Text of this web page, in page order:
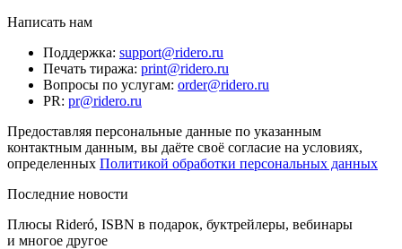
Написать нам
Поддержка: support@ridero.ru
Печать тиража: print@ridero.ru
Вопросы по услугам: order@ridero.ru
PR: pr@ridero.ru
Предоставляя персональные данные по указанным
контактным данным, вы даёте своё согласие на условиях,
определенных Политикой обработки персональных данных
Последние новости
Плюсы Rideró, ISBN в подарок, буктрейлеры, вебинары
и многое другое